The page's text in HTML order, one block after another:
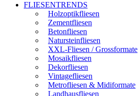
FLIESENTRENDS
Holzoptikfliesen
Zementfliesen
Betonfliesen
Natursteinfliesen
XXL-Fliesen / Grossformate
Mosaikfliesen
Dekorfliesen
Vintagefliesen
Metrofliesen & Midiformate
Landhausfliesen